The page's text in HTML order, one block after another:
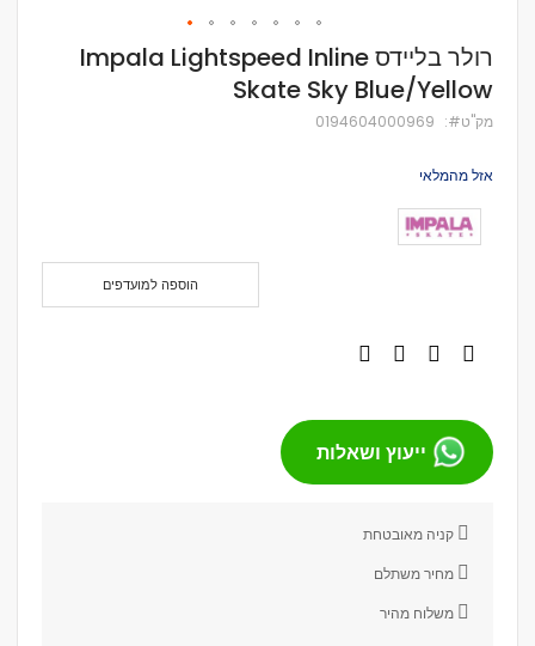
לדלג
להתחלה
של
תמונות
רולר בליידס Impala Lightspeed Inline
Skate Sky Blue/Yellow
מק''ט 0194604000969
אזל מהמלאי
הוספה למועדפים
ייעוץ ושאלות
קניה מאובטחת
מחיר משתלם
משלוח מהיר